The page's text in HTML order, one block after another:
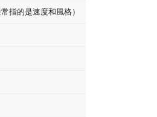
指的是速度和風格）